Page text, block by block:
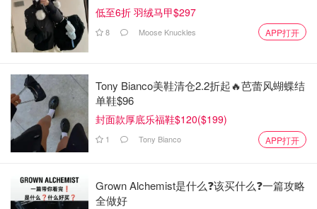
低至6折 羽绒马甲$297
8 Moose Knuckles APP打开
Tony Bianco美鞋清仓2.2折起🔥芭蕾风蝴蝶结
单鞋$96
封面款厚底乐福鞋$120($199)
1 Tony Bianco APP打开
Grown Alchemist是什么❓该买什么❓️一篇攻略
全做好